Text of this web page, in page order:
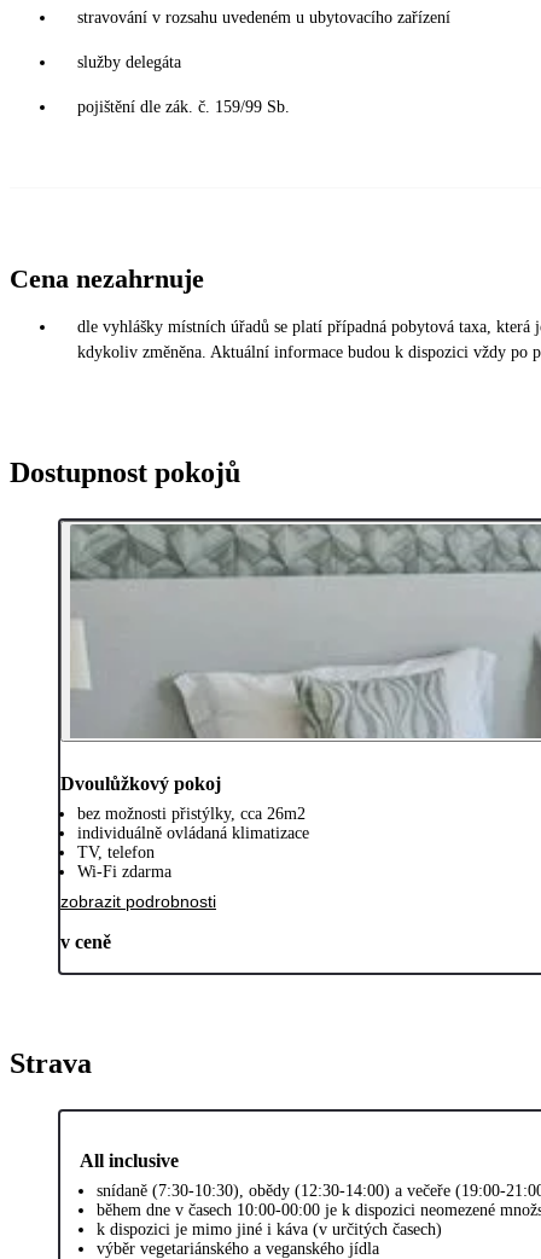
stravování v rozsahu uvedeném u ubytovacího zařízení
služby delegáta
pojištění dle zák. č. 159/99 Sb.
Cena nezahrnuje
dle vyhlášky místních úřadů se platí případná pobytová taxa,
kdykoliv změněna. Aktuální informace budou k dispozici vždy po
Dostupnost pokojů
Dvoulůžkový pokoj
bez možnosti přistýlky, cca 26m2
individuálně ovládaná klimatizace
TV, telefon
Wi-Fi zdarma
zobrazit podrobnosti
v ceně
Strava
All inclusive
snídaně (7:30-10:30), obědy (12:30-14:00) a večeře (19:00-
během dne v časech 10:00-00:00 je k dispozici neomezené
k dispozici je mimo jiné i káva (v určitých časech)
výběr vegetariánského a veganského jídla